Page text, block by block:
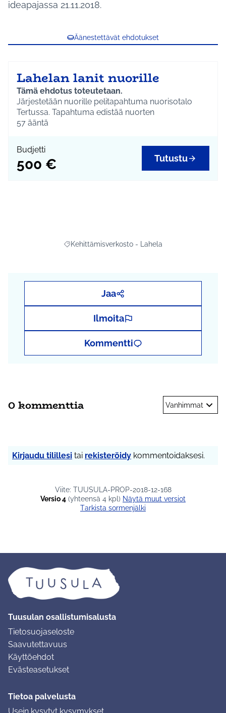
ideapajassa 21.11.2018.
Äänestettävät ehdotukset
Lahelan lanit nuorille
Tämä ehdotus toteutetaan.
Järjestetään nuorille pelitapahtuma nuorisotalo
Tertussa. Tapahtuma edistää nuorten
yhteisöllisyyttä ja tuo nuoret mielekkään tekemisen
nuorille. Kustannusarvio sisältää ulkopuolisen
asiantuntijan, tarjoilut ja elokuvan vuokran,
toteutuksesta vastaa alueellisen nuorisotyön
57 ääntä
Budjetti
500 € Tutustu
Rajaa tulokset aihepiirin mukaan:
Kehittämisverkosto - Lahela
Jaa
Ilmoita
Kommentti
0 kommenttia Vanhimmat
Kirjaudu tilillesi tai rekisteröidy kommentoidaksesi.
Viite: TUUSULA-PROP-2018-12-168
Versio 4 (yhteensä 4 kpl)
näytä muut versiot
Tarkista sormenjälki
Tuusulan osallistumisalusta
Tietosuojaseloste
Saavutettavuus
Käyttöehdot
Evästeasetukset
Tietoa palvelusta